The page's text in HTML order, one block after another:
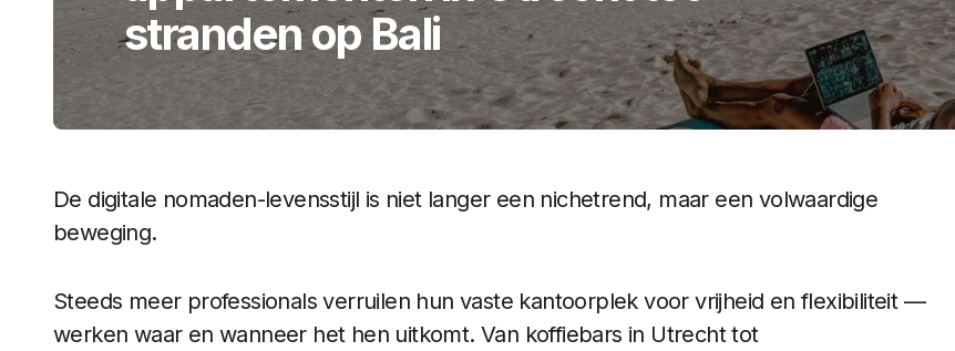
stranden op Bali
De digitale nomaden-levensstijl is niet langer een nichetrend, maar een volwaardige
beweging.
Steeds meer professionals verruilen hun vaste kantoorplek voor vrijheid en flexibiliteit —
werken waar en wanneer het hen uitkomt. Van koffiebars in Utrecht tot